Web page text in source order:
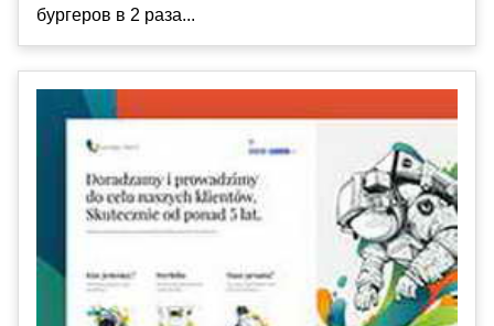
бургеров в 2 раза...